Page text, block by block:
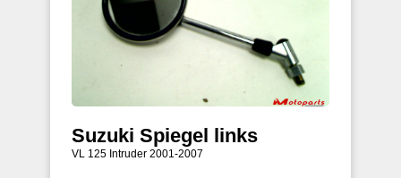
Suzuki Spiegel links
VL 125 Intruder 2001-2007